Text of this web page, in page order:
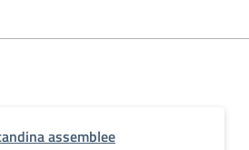
assemblee